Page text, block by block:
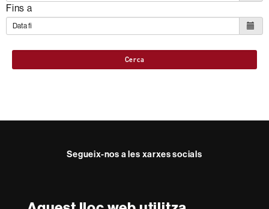
Fins a
Cerca
Segueix-nos a les xarxes socials
FacultatUAB